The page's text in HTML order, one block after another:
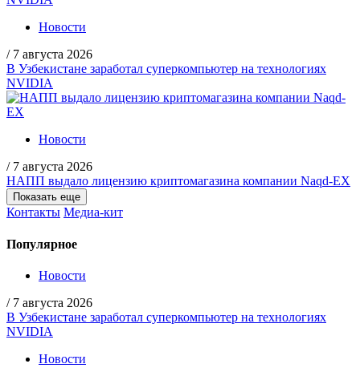
Новости
/ 7 августа 2026
В Узбекистане заработал суперкомпьютер на технологиях
NVIDIA
Новости
/ 7 августа 2026
НАПП выдало лицензию криптомагазина компании Naqd-EX
Показать еще
Контакты Медиа-кит
Популярное
Новости
/ 7 августа 2026
В Узбекистане заработал суперкомпьютер на технологиях
NVIDIA
Новости